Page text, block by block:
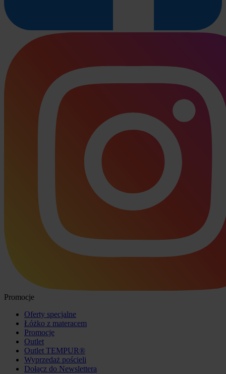
Promocje
Oferty specjalne
Łóżko z materacem
Promocje
Outlet
Outlet TEMPUR®
Wyprzedaż pościeli
Dołącz do Newslettera